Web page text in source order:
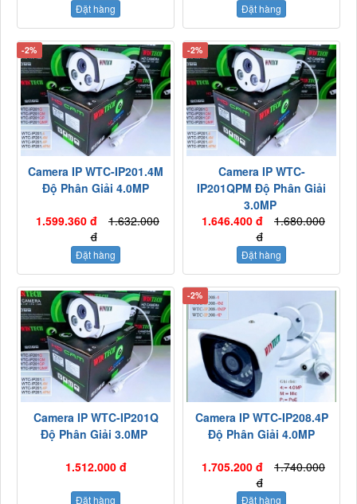
Đặt hàng Đặt hàng
-2%
Camera IP WTC-IP201.4M
Độ Phân Giải 4.0MP
1.599.360 đ
1.632.000
đ
Đặt hàng
-2%
Camera IP WTC-
IP201QPM Độ Phân Giải
3.0MP
1.646.400 đ
1.680.000
đ
Đặt hàng
Camera IP WTC-IP201Q
Độ Phân Giải 3.0MP
1.512.000 đ
Đặt hàng
-2%
Camera IP WTC-IP208.4P
Độ Phân Giải 4.0MP
1.705.200 đ
1.740.000
đ
Đặt hàng